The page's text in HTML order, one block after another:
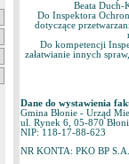
Beata
Do Inspektora
dotyczące
Do kompetencji
załatwianie innych
Dane do wystawienia
Gmina Błonie - Urząd
ul. Rynek 6, 05-870
NIP: 118-17-88-623
NR KONTA: PKO BP